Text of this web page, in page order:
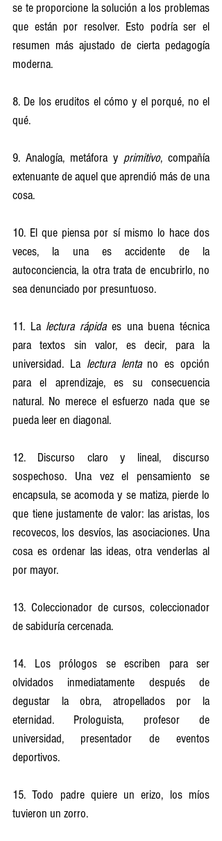
se te proporcione la solución a los problemas
que están por resolver. Esto podría ser el
resumen más ajustado de cierta pedagogía
moderna.
8. De los eruditos el cómo y el porqué, no el
qué.
9. Analogía, metáfora y primitivo, compañía
extenuante de aquel que aprendió más de una
cosa.
10. El que piensa por sí mismo lo hace dos
veces, la una es accidente de la
autoconciencia, la otra trata de encubrirlo, no
sea denunciado por presuntuoso.
11. La lectura rápida es una buena técnica
para textos sin valor, es decir, para la
universidad. La lectura lenta no es opción
para el aprendizaje, es su consecuencia
natural. No merece el esfuerzo nada que se
pueda leer en diagonal.
12. Discurso claro y lineal, discurso
sospechoso. Una vez el pensamiento se
encapsula, se acomoda y se matiza, pierde lo
que tiene justamente de valor: las aristas, los
recovecos, los desvíos, las asociaciones. Una
cosa es ordenar las ideas, otra venderlas al
por mayor.
13. Coleccionador de cursos, coleccionador
de sabiduría cercenada.
14. Los prólogos se escriben para ser
olvidados inmediatamente después de
degustar la obra, atropellados por la
eternidad. Prologuista, profesor de
universidad, presentador de eventos
deportivos.
15. Todo padre quiere un erizo, los míos
tuvieron un zorro.